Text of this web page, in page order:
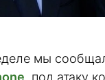
мы
, под атаку